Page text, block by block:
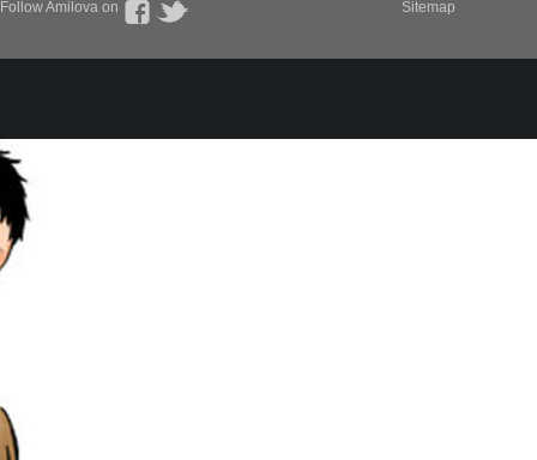
Follow Amilova on Sitemap